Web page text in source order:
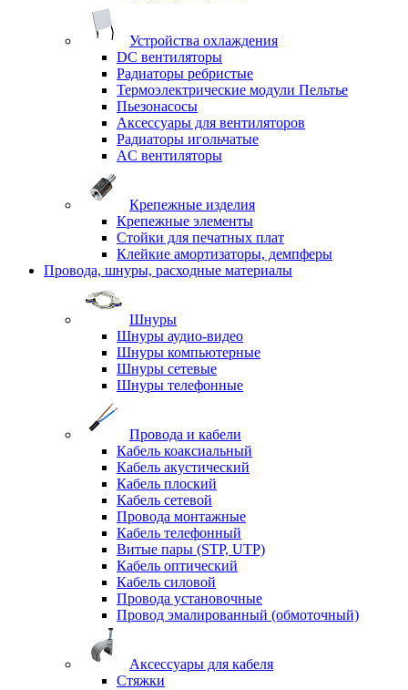
Устройства охлаждения
DC вентиляторы
Радиаторы ребристые
Термоэлектрические модули Пельтье
Пьезонасосы
Аксессуары для вентиляторов
Радиаторы игольчатые
AC вентиляторы
Крепежные изделия
Крепежные элементы
Стойки для печатных плат
Клейкие амортизаторы, демпферы
Провода, шнуры, расходные материалы
Шнуры
Шнуры аудио-видео
Шнуры компьютерные
Шнуры сетевые
Шнуры телефонные
Провода и кабели
Кабель коаксиальный
Кабель акустический
Кабель плоский
Кабель сетевой
Провода монтажные
Кабель телефонный
Витые пары (STP, UTP)
Кабель оптический
Кабель силовой
Провода установочные
Провод эмалированный (обмоточный)
Аксессуары для кабеля
Стяжки